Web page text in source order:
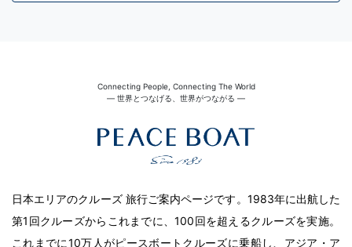
Connecting People, Connecting The World
― 世界とつなげる、世界がつながる ―
日本エリアのクルーズ 旅行ご案内ページです。1983年に出航した
第1回クルーズからこれまでに、100回を超えるクルーズを実施。
これまでに10万人がピースボートクルーズに乗船し、アジア・ア